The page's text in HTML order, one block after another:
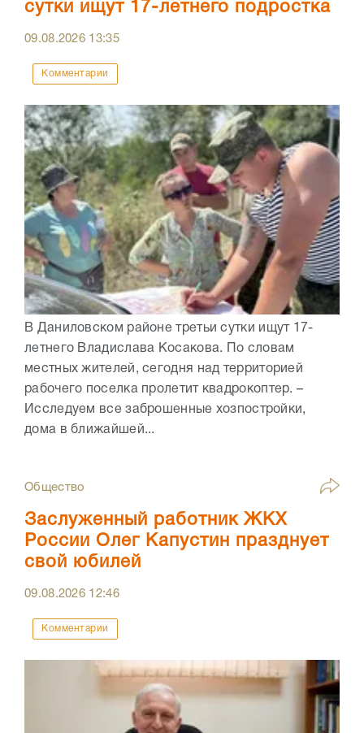
сутки ищут 17-летнего подростка
09.08.2026 13:35
Комментарии
В Даниловском районе третьи сутки ищут 17-
летнего Владислава Косакова. По словам
местных жителей, сегодня над территорией
рабочего поселка пролетит квадрокоптер. –
Исследуем все заброшенные хозпостройки,
дома в ближайшей...
Общество
Заслуженный работник ЖКХ
России Олег Капустин празднует
свой юбилей
09.08.2026 12:46
Комментарии